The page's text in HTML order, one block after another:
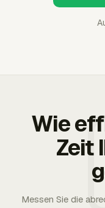
Wie
Zeit
Messen Sie die